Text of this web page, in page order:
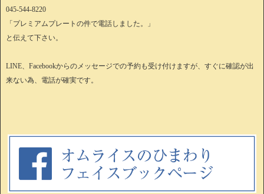
045-544-8220
「プレミアムプレートの件で電話しました。」
と伝えて下さい。
LINE、Facebookからのメッセージでの予約も受け付けますが、すぐに確認が出
来ない為、電話が確実です。